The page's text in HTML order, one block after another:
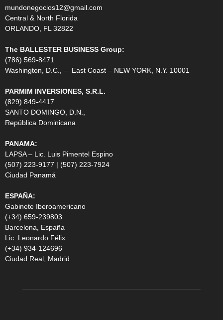
mundonegocios12@gmail.com
Central & North Florida
ORLANDO, FL 32822
The BALLESTER BUSINESS Group:
(786) 569-8471
Washington, D.C., – East Coast – NEW YORK, N.Y. 10001
PARMIM INVERSIONES, S.R.L.
(829) 849-4417
SANTO DOMINGO, D.N.,
República Dominicana
PANAMA:
LAPSA – Lic. Luis Pimentel Espino
(507) 223-9177 | (507) 223-7924
Ciudad Panamá
ESPAÑA:
Gabinete Iberoamericano
(+34) 659-239803
Barcelona, España
Lic. Leonardo Félix
(+34) 934-124696
Ciudad Real, Madrid